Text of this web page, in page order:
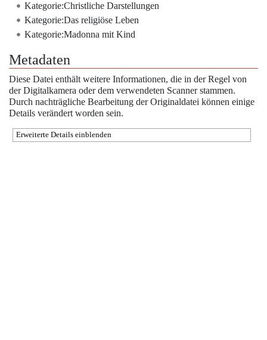
Kategorie:Christliche Darstellungen
Kategorie:Das religiöse Leben
Kategorie:Madonna mit Kind
Metadaten
Diese Datei enthält weitere Informationen, die in der Regel von
der Digitalkamera oder dem verwendeten Scanner stammen.
Durch nachträgliche Bearbeitung der Originaldatei können einige
Details verändert worden sein.
Erweiterte Details einblenden